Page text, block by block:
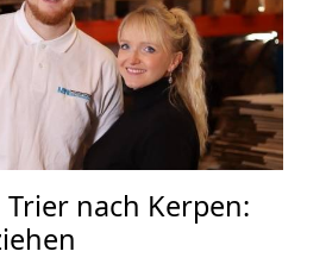
nach Kerpen: